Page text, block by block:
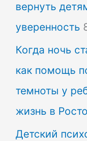
вернуть
уверенность
Когда ночь
как помощь
темноты у
жизнь в
Детский